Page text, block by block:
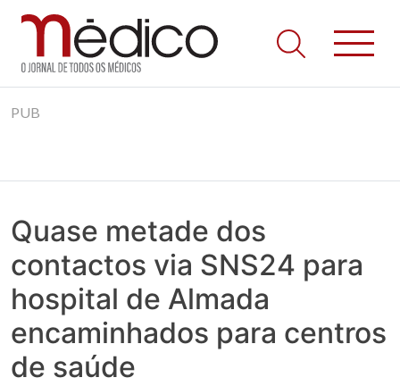
to
Jornal Médico
Médico – O Jornal de Todos os Médicos. Onde as notícias
realmente contam! Tudo o que se passa na Saúde!
PUB
Quase metade dos
contactos via SNS24 para
hospital de Almada
encaminhados para centros
de saúde